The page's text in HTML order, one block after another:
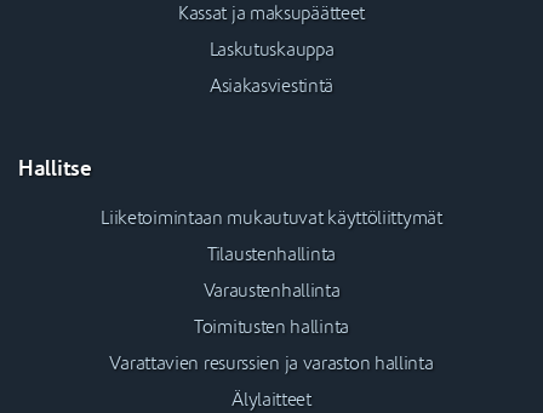
Kassat ja maksupäätteet
Laskutuskauppa
Asiakasviestintä
Hallitse
Liiketoimintaan mukautuvat käyttöliittymät
Tilaustenhallinta
Varaustenhallinta
Toimitusten hallinta
Varattavien resurssien ja varaston hallinta
Älylaitteet